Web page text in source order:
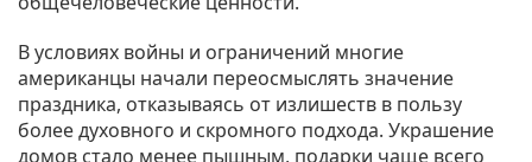
В условиях войны и ограничений многие
американцы начали переосмыслять значение
праздника, отказываясь от излишеств в пользу
более духовного и скромного подхода. Украшение
домов стало менее пышным, подарки чаще всего